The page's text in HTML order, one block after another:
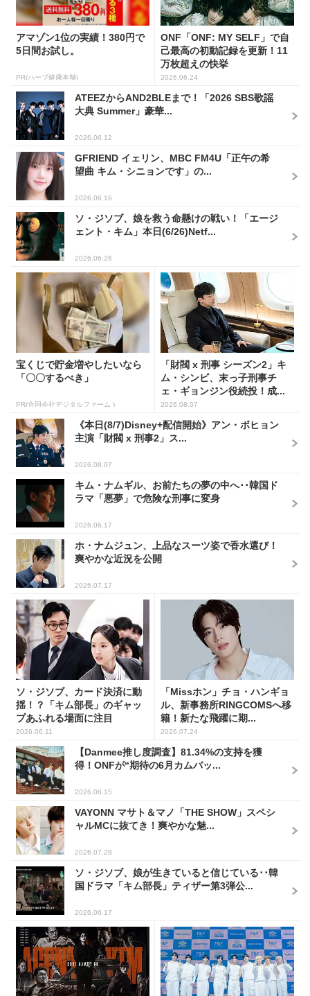
アマゾン1位の実績！380円で
5日間お試し。
PR(ハーブ健康本舗)
ONF「ONF: MY SELF」で自
己最高の初動記録を更新！11
万枚超えの快挙
2026.06.24
ATEEZからAND2BLEまで！「2026 SBS歌謡
大典 Summer」豪華...
2026.06.12
GFRIEND イェリン、MBC FM4U「正午の希
望曲 キム・シニョンです」の...
2026.06.16
ソ・ジソブ、娘を救う命懸けの戦い！「エージ
ェント・キム」本日(6/26)Netf...
2026.06.26
宝くじで貯金増やしたいなら
「〇〇するべき」
PR(合同会社デジタルファーム )
「財閥 x 刑事 シーズン2」キ
ム・シンビ、末っ子刑事チ
ェ・ギョンジン役続投！成...
2026.08.07
《本日(8/7)Disney+配信開始》アン・ボヒョン
主演「財閥 x 刑事2」ス...
2026.08.07
キム・ナムギル、お前たちの夢の中へ･･韓国ド
ラマ「悪夢」で危険な刑事に変身
2026.06.17
ホ・ナムジュン、上品なスーツ姿で香水選び！
爽やかな近況を公開
2026.07.17
ソ・ジソブ、カード決済に動
揺！？「キム部長」のギャッ
プあふれる場面に注目
2026.06.11
「Missホン」チョ・ハンギョ
ル、新事務所RINGCOMSへ移
籍！新たな飛躍に期...
2026.07.24
【Danmee推し度調査】81.34%の支持を獲
得！ONFが“期待の6月カムバッ...
2026.06.15
VAYONN マサト＆マノ「THE SHOW」スペシ
ャルMCに抜てき！爽やかな魅...
2026.07.28
ソ・ジソブ、娘が生きていると信じている･･韓
国ドラマ「キム部長」ティザー第3弾公...
2026.06.17